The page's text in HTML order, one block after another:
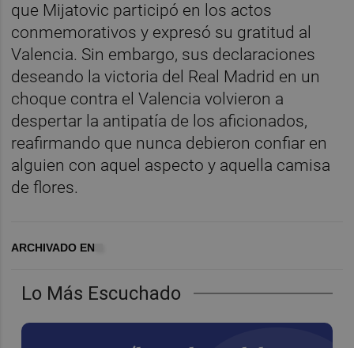
Lo Más Escuchado
que Mijatovic participó en los actos
conmemorativos y expresó su gratitud al
Valencia. Sin embargo, sus declaraciones
deseando la victoria del Real Madrid en un
choque contra el Valencia volvieron a
despertar la antipatía de los aficionados,
reafirmando que nunca debieron confiar en
alguien con aquel aspecto y aquella camisa
de flores.
ARCHIVADO EN